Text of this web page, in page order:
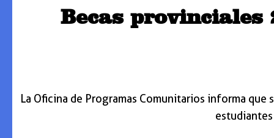
Becas
La Oficina de Programas Comunitarios informa